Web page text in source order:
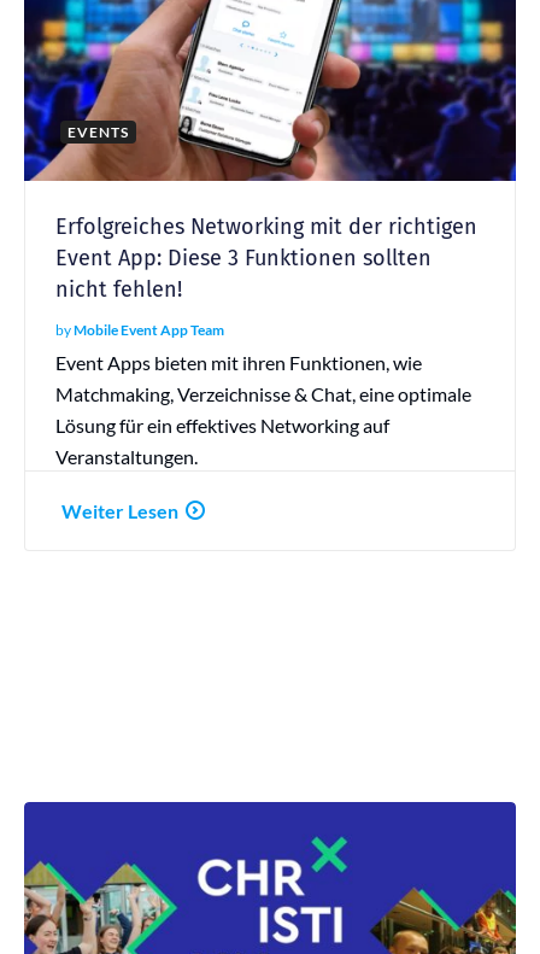
EVENTS
Erfolgreiches Networking mit der richtigen
Event App: Diese 3 Funktionen sollten
nicht fehlen!
byMobile Event App Team
Event Apps bieten mit ihren Funktionen, wie
Matchmaking, Verzeichnisse & Chat, eine optimale
Lösung für ein effektives Networking auf
Veranstaltungen.
Weiter Lesen